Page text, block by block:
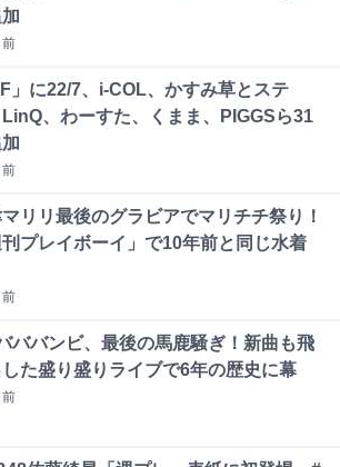
前
」に22/7、i-COL、かすみ草とステ
、わーすた、くまま、PIGGSら31
前
リリ最後のグラビアでマリチチ祭り！
刊プレイボーイ」で10年前と同じ水着
前
ババンビ、最後の馬鹿騒ぎ！新曲も飛
た盛り盛りライブで6年の歴史に幕
前